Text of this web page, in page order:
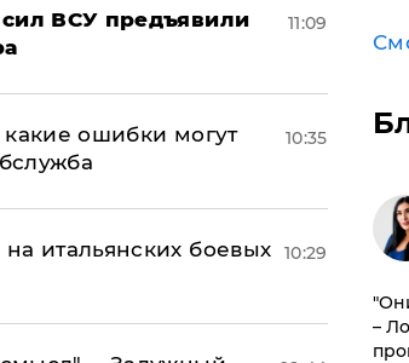
ВСУ предъявили
11:09
какие ошибки могут
10:35
итальянских боевых
10:29
–